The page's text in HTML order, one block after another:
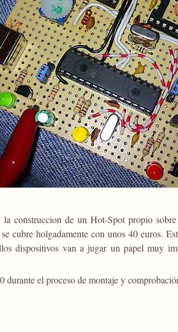
construccion de un Hot-Spot propio
cubre holgadamente con unos 40 euros.
dispositivos van a jugar un papel muy
durante el proceso de montaje y